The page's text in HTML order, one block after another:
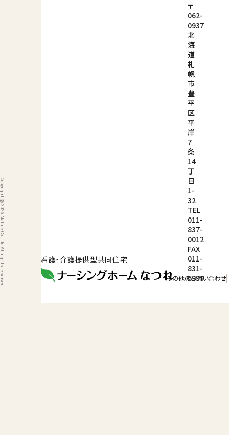
その他のお問い合わせ
看護・介護提供型共同住宅
〒
062-
0937
北
海
道
札
幌
市
豊
平
区
平
岸
7
条
14
丁
目
1-
32
TEL
011-
837-
0012
FAX
011-
831-
6999
Copyright © 2026 Nature Co.,Ltd All rights reserved.